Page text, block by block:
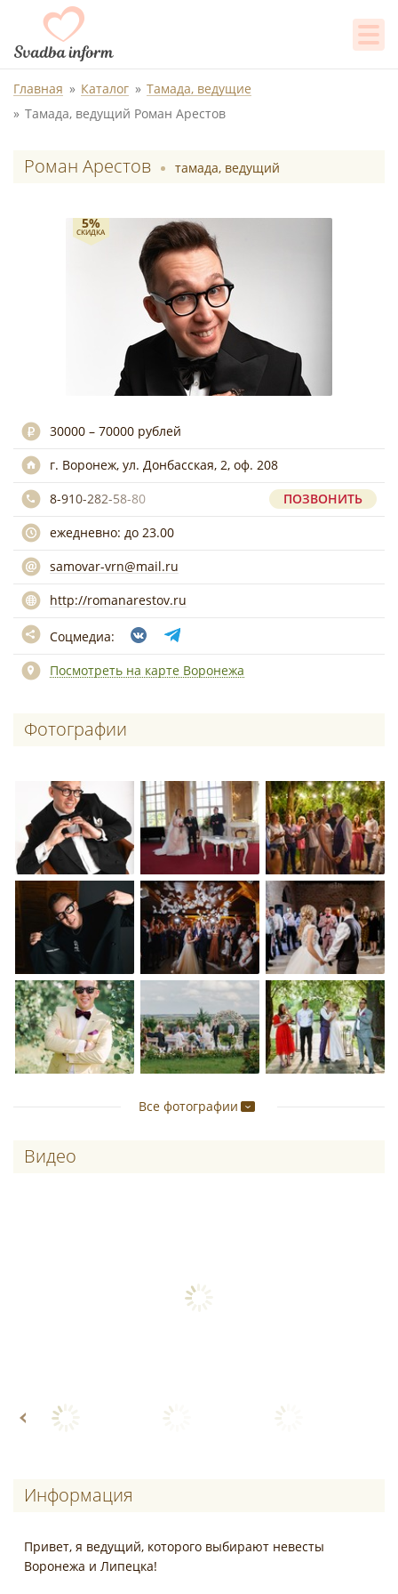
Главная Каталог
Тамада, ведущие
Тамада, ведущий Роман Арестов
Роман Арестов тамада, ведущий
5%
СКИДКА
30000 – 70000 рублей
г. Воронеж, ул. Донбасская, 2, оф. 208
8-910-282-58-80
ПОЗВОНИТЬ
ежедневно: до 23.00
samovar-vrn@mail.ru
http://romanarestov.ru
Соцмедиа:
Посмотреть на карте Воронежа
Информация
Привет, я ведущий, которого выбирают невесты
Воронежа и Липецка!
Фотографии
Все фотографии
Видео